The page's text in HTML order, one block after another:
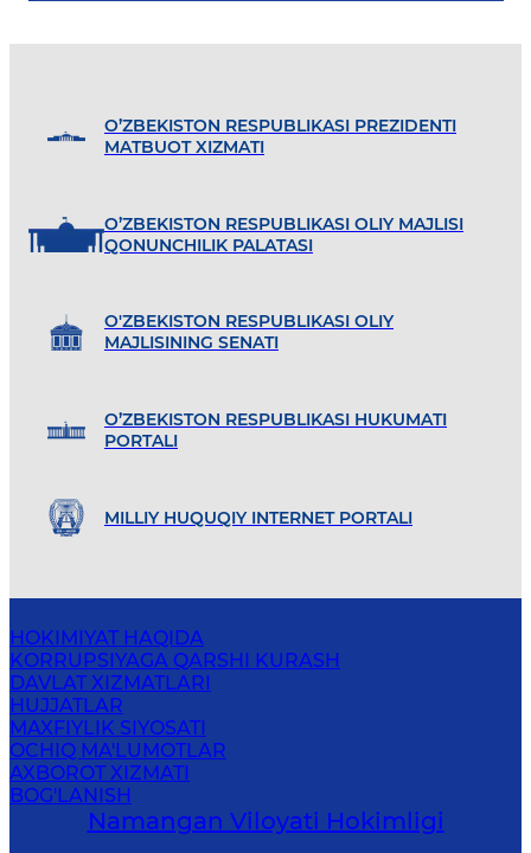
O’ZBEKISTON RESPUBLIKASI PREZIDENTI
MATBUOT XIZMATI
O’ZBEKISTON RESPUBLIKASI OLIY MAJLISI
QONUNCHILIK PALATASI
O'ZBEKISTON RESPUBLIKASI OLIY
MAJLISINING SENATI
O’ZBEKISTON RESPUBLIKASI HUKUMATI
PORTALI
MILLIY HUQUQIY INTERNET PORTALI
HOKIMIYAT HAQIDA
KORRUPSIYAGA QARSHI KURASH
DAVLAT XIZMATLARI
HUJJATLAR
MAXFIYLIK SIYOSATI
OCHIQ MA'LUMOTLAR
AXBOROT XIZMATI
BOG'LANISH
Namangan Vilоyati Hоkimligi